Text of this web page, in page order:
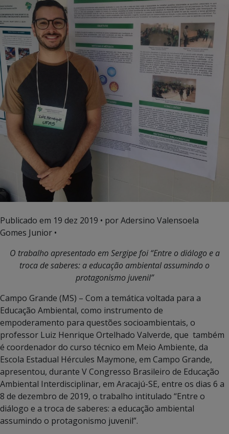
Publicado em 19 dez 2019 • por Adersino Valensoela
Gomes Junior •
O trabalho apresentado em Sergipe foi “Entre o diálogo e a
troca de saberes: a educação ambiental assumindo o
protagonismo juvenil”
Campo Grande (MS) – Com a temática voltada para a
Educação Ambiental, como instrumento de
empoderamento para questões socioambientais, o
professor Luiz Henrique Ortelhado Valverde, que também
é coordenador do curso técnico em Meio Ambiente, da
Escola Estadual Hércules Maymone, em Campo Grande,
apresentou, durante V Congresso Brasileiro de Educação
Ambiental Interdisciplinar, em Aracajú-SE, entre os dias 6 a
8 de dezembro de 2019, o trabalho intitulado “Entre o
diálogo e a troca de saberes: a educação ambiental
assumindo o protagonismo juvenil”.